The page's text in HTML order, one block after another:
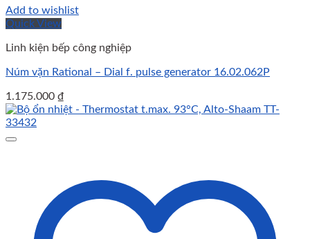
Add to wishlist
Quick View
Linh kiện bếp công nghiệp
Núm vặn Rational – Dial f. pulse generator 16.02.062P
1.175.000 ₫